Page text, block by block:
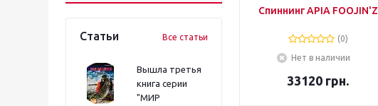
Статьи Все статьи
Вышла третья
книга серии
"МИР
Спиннинг APIA FOOJIN'Z
(0)
Нет в наличии
33120 грн.